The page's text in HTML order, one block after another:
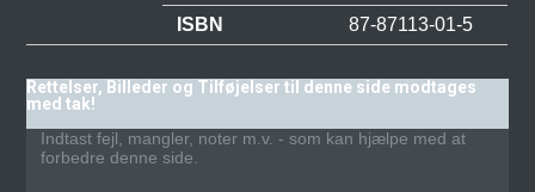
ISBN
87-87113-01-5
Rettelser, Billeder og Tilføjelser til denne side modtages
med tak!